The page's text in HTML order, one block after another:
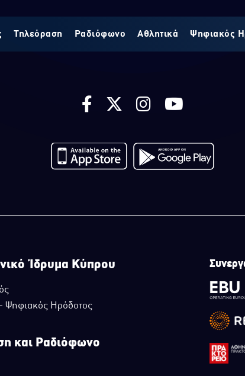
Τηλεόραση Ραδιόφωνο Αθλητικά Ψηφιακός
Ίδρυμα Κύπρου
Ψηφιακός Ηρόδοτος
και Ραδιόφωνο